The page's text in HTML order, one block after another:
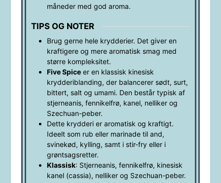
måneder med god aroma.
TIPS OG NOTER
Brug gerne hele krydderier. Det giver en
kraftigere og mere aromatisk smag med
større kompleksitet.
Five Spiceer en klassisk kinesisk
krydderiblanding, der balancerer sødt, surt,
bittert, salt og umami. Den består typisk af
stjerneanis, fennikelfrø, kanel, nelliker og
Szechuan-peber.
Dette krydderi er aromatisk og kraftigt.
Ideelt som rub eller marinade til and,
svinekød, kylling, samt i stir-fry eller i
grøntsagsretter.
Klassisk: Stjerneanis, fennikelfrø, kinesisk
kanel (cassia), nelliker og Szechuan-peber.